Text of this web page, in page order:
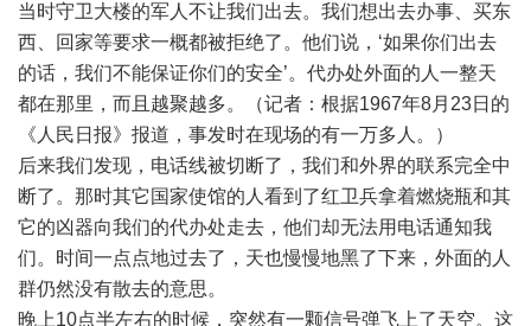
当时守卫大楼的军人不让我们出去。我们想出去办事、买东
西、回家等要求一概都被拒绝了。他们说，‘如果你们出去
的话，我们不能保证你们的安全’。代办处外面的人一整天
都在那里，而且越聚越多。（记者：根据1967年8月23日的
《人民日报》报道，事发时在现场的有一万多人。）
后来我们发现，电话线被切断了，我们和外界的联系完全中
断了。那时其它国家使馆的人看到了红卫兵拿着燃烧瓶和其
它的凶器向我们的代办处走去，他们却无法用电话通知我
们。时间一点点地过去了，天也慢慢地黑了下来，外面的人
群仍然没有散去的意思。
晚上10点半左右的时候，突然有一颗信号弹飞上了天空。这